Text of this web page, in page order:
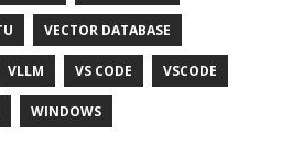
VECTOR DATABASE
VLLM VS CODE VSCODE
WINDOWS